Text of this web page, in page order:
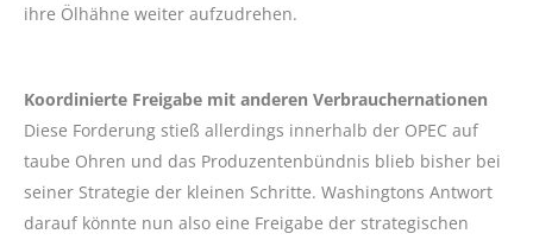
ihre Ölhähne weiter aufzudrehen.
Koordinierte Freigabe mit anderen Verbrauchernationen
Diese Forderung stieß allerdings innerhalb der OPEC auf
taube Ohren und das Produzentenbündnis blieb bisher bei
seiner Strategie der kleinen Schritte. Washingtons Antwort
darauf könnte nun also eine Freigabe der strategischen